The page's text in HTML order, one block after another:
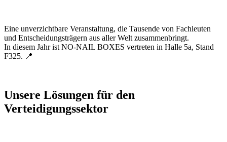
Eine unverzichtbare Veranstaltung, die Tausende von Fachleuten
und Entscheidungsträgern aus aller Welt zusammenbringt.
In diesem Jahr ist NO-NAIL BOXES vertreten in Halle 5a, Stand
F325. 📍
Unsere Lösungen für den
Verteidigungssektor